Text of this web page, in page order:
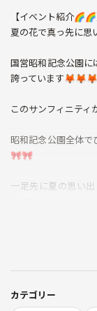
【イベント紹介🌈🌈
夏の花で真っ先に
国営昭和記念公園に
誇っています🦊🦊🦊
このサンフィニテ
昭和記念公園全体
🎀🎀
一足先に夏の思い
大雨or台風→中止
カテゴリー